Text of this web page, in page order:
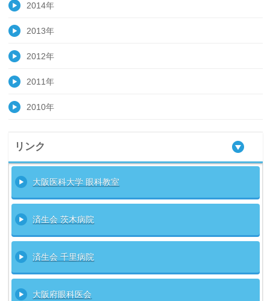
2014年
2013年
2012年
2011年
2010年
リンク
大阪医科大学 眼科教室
済生会 茨木病院
済生会 千里病院
大阪府眼科医会